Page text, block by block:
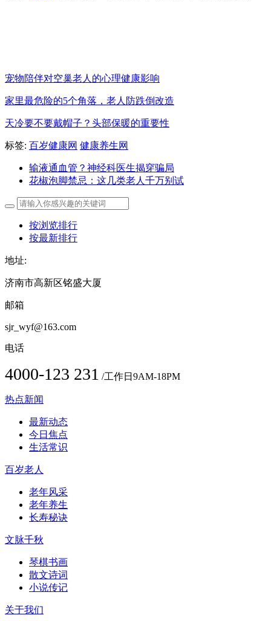
宠物陪伴对空巢老人的心理健康影响
家里最危险的5个角落，老人防跌倒改造
天冷要不要戴帽子？头部保暖的重要性
标签: 百岁健康网 健康养生网
输液通血管？神经科医生揭穿骗局
花椒泡脚禁忌：这几类老人千万别试
按浏览排行
按最新排行
地址:
济南市高新区铭盛大厦
邮箱
sjr_wyf@163.com
电话
4000-123 231 /工作日9AM-18PM
热点新闻
最新动态
今日焦点
生活常识
百岁老人
老年风采
老年养生
长寿秘诀
文脉千秋
琴棋书画
散文诗词
小说传记
关于我们